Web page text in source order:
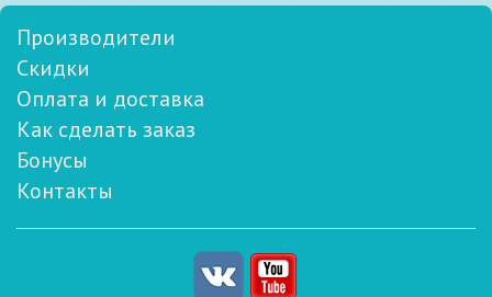
Производители
Скидки
Оплата и доставка
Как сделать заказ
Бонусы
Контакты